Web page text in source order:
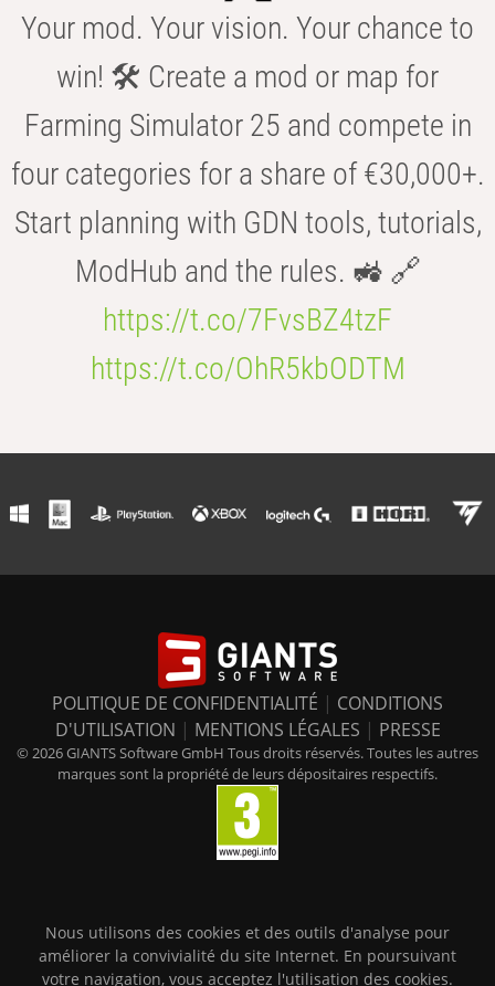
Your mod. Your vision. Your chance to
win! 🛠️ Create a mod or map for
Farming Simulator 25 and compete in
four categories for a share of €30,000+.
Start planning with GDN tools, tutorials,
ModHub and the rules. 🚜 🔗
https://t.co/7FvsBZ4tzF
https://t.co/OhR5kbODTM
POLITIQUE DE CONFIDENTIALITÉ | CONDITIONS
D'UTILISATION | MENTIONS LÉGALES | PRESSE
© 2026 GIANTS Software GmbH Tous droits réservés. Toutes les autres
marques sont la propriété de leurs dépositaires respectifs.
Nous utilisons des cookies et des outils d'analyse pour
améliorer la convivialité du site Internet. En poursuivant
votre navigation, vous acceptez l'utilisation des cookies.